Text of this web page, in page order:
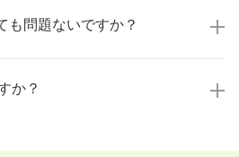
います。実際の職場環境や働く人
、より安心してご判断いただけま
も問題ないですか？
トいたします。「転職を考え始め
始めればいいか分からない」とい
か？
企業様によってはWEB面接を導入